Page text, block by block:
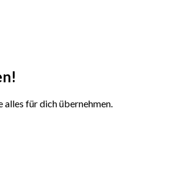
für dich übernehmen.